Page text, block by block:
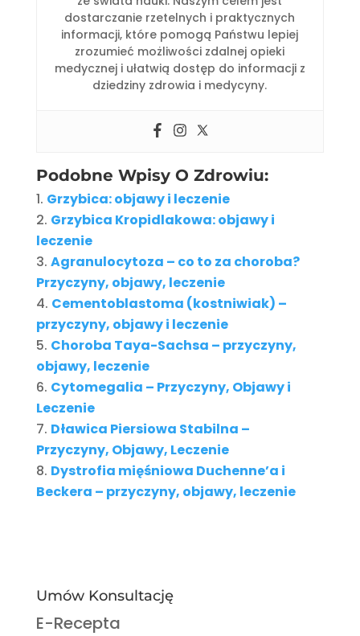
dostarczanie rzetelnych i praktycznych
informacji, które pomogą Państwu lepiej
zrozumieć możliwości zdalnej opieki
medycznej i ułatwią dostęp do informacji z
dziedziny zdrowia i medycyny.
Podobne Wpisy O Zdrowiu:
Grzybica: objawy i leczenie
Grzybica Kropidlakowa: objawy i
leczenie
Agranulocytoza – co to za choroba?
Przyczyny, objawy, leczenie
Cementoblastoma (kostniwiak) –
przyczyny, objawy i leczenie
Choroba Taya-Sachsa – przyczyny,
objawy, leczenie
Cytomegalia – Przyczyny, Objawy i
Leczenie
Dławica Piersiowa Stabilna –
Przyczyny, Objawy, Leczenie
Dystrofia mięśniowa Duchenne’a i
Beckera – przyczyny, objawy, leczenie
Umów Konsultację
E-Recepta